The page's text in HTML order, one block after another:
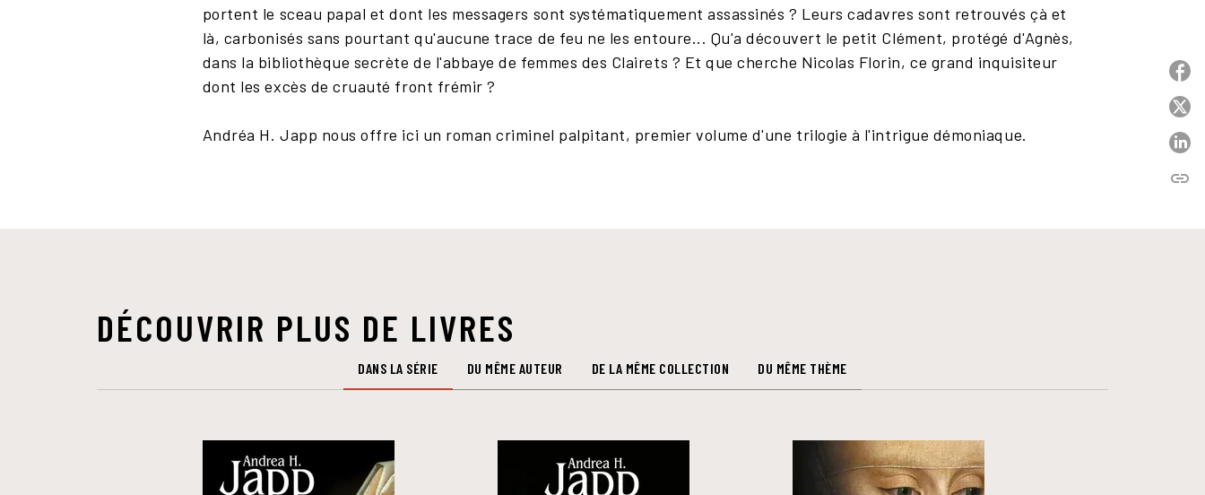
portent le sceau papal et dont les messagers sont systématiquement assassinés ? Leurs cadavres sont retrouvés çà et
là, carbonisés sans pourtant qu'aucune trace de feu ne les entoure... Qu'a découvert le petit Clément, protégé d'Agnès,
dans la bibliothèque secrète de l'abbaye de femmes des Clairets ? Et que cherche Nicolas Florin, ce grand inquisiteur
dont les excès de cruauté front frémir ?
Andréa H. Japp nous offre ici un roman criminel palpitant, premier volume d'une trilogie à l'intrigue démoniaque.
DÉCOUVRIR PLUS DE LIVRES
DANS LA SÉRIE DU MÊME AUTEUR DE LA MÊME COLLECTION DU MÊME THÈME
link